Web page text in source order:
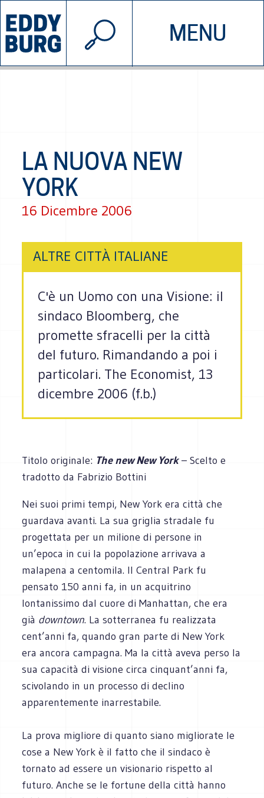
MENU
INIZIATIVE CHI SIAMO
© 2026 EDDYBURG
LA NUOVA NEW
YORK
16 Dicembre 2006
ALTRE CITTÀ ITALIANE
C'è un Uomo con una Visione: il
sindaco Bloomberg, che
promette sfracelli per la città
del futuro. Rimandando a poi i
particolari. The Economist, 13
dicembre 2006 (f.b.)
Titolo originale: The new New York– Scelto e
tradotto da Fabrizio Bottini
Nei suoi primi tempi, New York era città che
guardava avanti. La sua griglia stradale fu
progettata per un milione di persone in
un’epoca in cui la popolazione arrivava a
malapena a centomila. Il Central Park fu
pensato 150 anni fa, in un acquitrino
lontanissimo dal cuore di Manhattan, che era
già downtown. La sotterranea fu realizzata
cent’anni fa, quando gran parte di New York
era ancora campagna. Ma la città aveva perso la
sua capacità di visione circa cinquant’anni fa,
scivolando in un processo di declino
apparentemente inarrestabile.
La prova migliore di quanto siano migliorate le
cose a New York è il fatto che il sindaco è
tornato ad essere un visionario rispetto al
futuro. Anche se le fortune della città hanno